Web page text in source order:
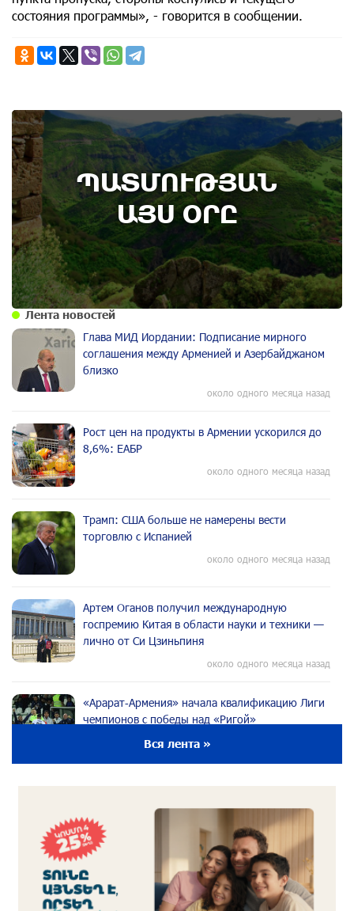
состояния программы», - говорится в сообщении.
ՊԱՏՄՈՒԹՅԱՆ
ԱՅՍ ՕՐԸ
9th of August
Административный суд удовлетворил иск ААЦ
по делу монастыря Ованаванк
Лента новостей
Глава МИД Иордании: Подписание мирного
соглашения между Арменией и Азербайджаном
близко
около одного месяца назад
Рост цен на продукты в Армении ускорился до
8,6%: ЕАБР
около одного месяца назад
Трамп: США больше не намерены вести
торговлю с Испанией
около одного месяца назад
Артем Оганов получил международную
госпремию Китая в области науки и техники —
лично от Си Цзиньпиня
около одного месяца назад
«Арарат‑Армения» начала квалификацию Лиги
чемпионов с победы над «Ригой»
около одного месяца назад
Аравийским морем
около одного месяца назад
Вопрос об аресте Чалабяна дошел до
Европейского парламента: «Паст»
Вся лента »